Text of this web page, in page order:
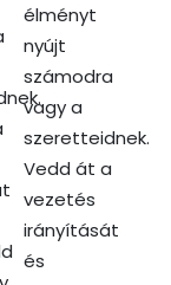
élményt
nyújt
számodra
vagy a
szeretteidnek.
Vedd át a
vezetés
irányítását
és